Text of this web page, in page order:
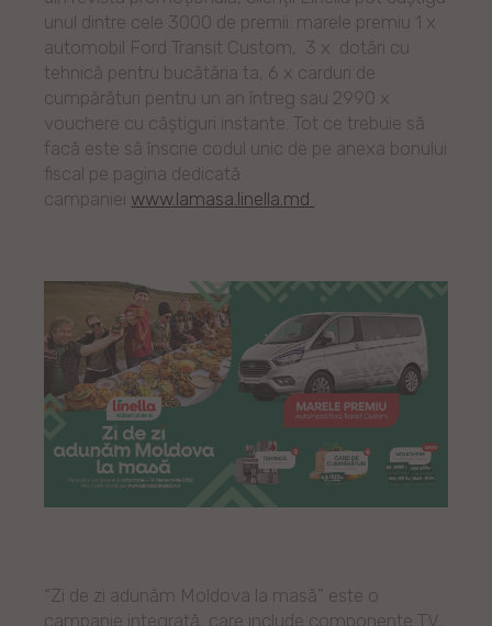
unul dintre cele 3000 de premii: marele premiu 1 x
automobil Ford Transit Custom, 3 x dotări cu
tehnică pentru bucătăria ta, 6 x carduri de
cumpărături pentru un an întreg sau 2990 x
vouchere cu câștiguri instante. Tot ce trebuie să
facă este să înscrie codul unic de pe anexa bonului
fiscal pe pagina dedicată
campaniei www.lamasa.linella.md
“Zi de zi adunăm Moldova la masă” este o
campanie integrată, care include componente TV,